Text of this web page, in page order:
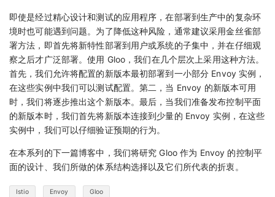
即使是经过精心设计和测试的应用程序，在部署到生产中的复杂环
境时也可能遇到问题。为了降低这种风险，通常建议采用金丝雀部
署方法，即首先将新特性部署到用户或系统的子集中，并在仔细观
察之后才广泛部署。使用 Gloo，我们在几个层次上采用这种方法。
首先，我们允许将配置的新版本最初部署到一小部分 Envoy 实例，
在这些实例中我们可以测试配置。第二，当 Envoy 的新版本可用
时，我们将逐步推出这个新版本。最后，当我们准备发布控制平面
的新版本时，我们首先将新版本连接到少量的 Envoy 实例，在这些
实例中，我们可以仔细验证预期的行为。
在本系列的下一篇博客中，我们将研究 Gloo 作为 Envoy 的控制平
面的设计、我们所做的体系结构选择以及它们所代表的折衷。
Istio Envoy Gloo